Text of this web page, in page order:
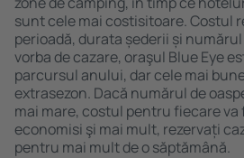
sunt cele mai costisitoare. Costul
perioadă, durata șederii și
vorba de cazare, oraşul Blue Eye
parcursul anului, dar cele mai
extrasezon. Dacă numărul de
mai mare, costul pentru fiecare va
economisi şi mai mult, rezervați
pentru mai mult de o săptămână.